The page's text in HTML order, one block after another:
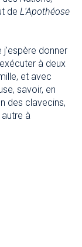
de L'Apothéose
j'espère donner
à deux
et avec
savoir, en
des clavecins,
à